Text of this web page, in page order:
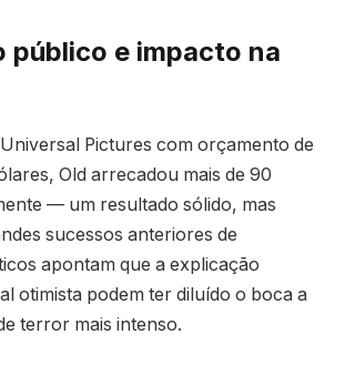
público e impacto na
Pictures com orçamento de
Old arrecadou mais de 90
— um resultado sólido, mas
sucessos anteriores de
apontam que a explicação
otimista podem ter diluído o boca a
terror mais intenso.